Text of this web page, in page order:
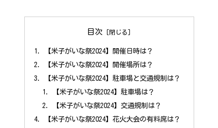
目次
【米子がいな祭2024】開催日時は？
【米子がいな祭2024】開催場所は？
【米子がいな祭2024】駐車場と交通規制は？
【米子がいな祭2024】駐車場は？
【米子がいな祭2024】交通規制は？
【米子がいな祭2024】花火大会の有料席は？